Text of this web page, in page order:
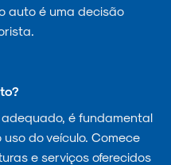
auto é uma decisão
é fundamental
do veículo. Comece
e serviços oferecidos